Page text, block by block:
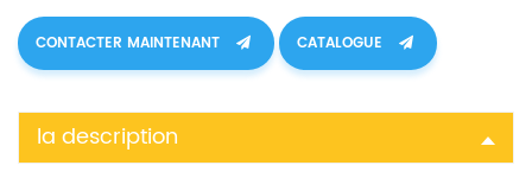
CONTACTER MAINTENANT CATALOGUE
la description